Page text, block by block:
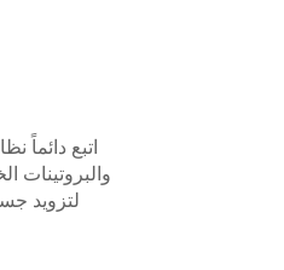
اتبع دائماً
والبروتينات
لتزويد